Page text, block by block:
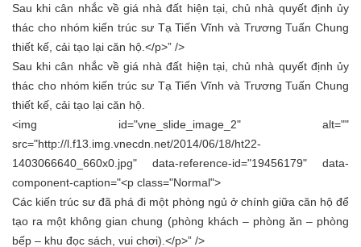
Sau khi cân nhắc về giá nhà đất hiện tại, chủ nhà quyết định ủy
thác cho nhóm kiến trúc sư Tạ Tiến Vĩnh và Trương Tuấn Chung
thiết kế, cải tạo lại căn hộ.</p>” />
Sau khi cân nhắc về giá nhà đất hiện tại, chủ nhà quyết định ủy
thác cho nhóm kiến trúc sư Tạ Tiến Vĩnh và Trương Tuấn Chung
thiết kế, cải tạo lại căn hộ.
<img id="vne_slide_image_2" alt=""
src="http://l.f13.img.vnecdn.net/2014/06/18/ht22-
1403066640_660x0.jpg" data-reference-id="19456179" data-
component-caption="<p class="Normal">
Các kiến trúc sư đã phá đi một phòng ngủ ở chính giữa căn hộ để
tạo ra một không gian chung (phòng khách – phòng ăn – phòng
bếp – khu đọc sách, vui chơi).</p>” />